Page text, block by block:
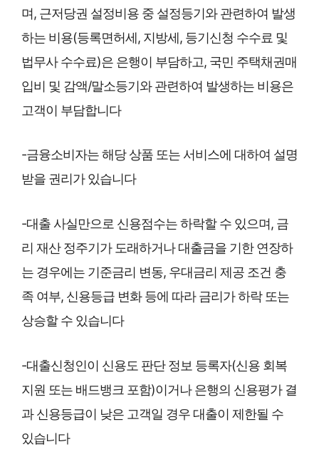
며, 근저당권 설정비용 중 설정등기와 관련하여 발생
하는 비용(등록면허세, 지방세, 등기신청 수수료 및
법무사 수수료)은 은행이 부담하고, 국민 주택채권매
입비 및 감액/말소등기와 관련하여 발생하는 비용은
고객이 부담합니다
-금융소비자는 해당 상품 또는 서비스에 대하여 설명
받을 권리가 있습니다
-대출 사실만으로 신용점수는 하락할 수 있으며, 금
리 재산 정주기가 도래하거나 대출금을 기한 연장하
는 경우에는 기준금리 변동, 우대금리 제공 조건 충
족 여부, 신용등급 변화 등에 따라 금리가 하락 또는
상승할 수 있습니다
-대출신청인이 신용도 판단 정보 등록자(신용 회복
지원 또는 배드뱅크 포함)이거나 은행의 신용평가 결
과 신용등급이 낮은 고객일 경우 대출이 제한될 수
있습니다